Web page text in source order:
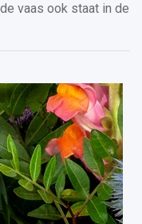
vaas ook staat in de